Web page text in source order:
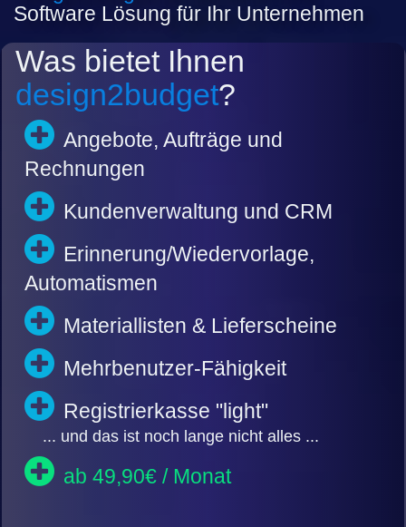
Software Lösung für Ihr Unternehmen
Was bietet Ihnen
design2budget?
Angebote, Aufträge und
Rechnungen
Kundenverwaltung und CRM
Erinnerung/Wiedervorlage,
Automatismen
Materiallisten & Lieferscheine
Mehrbenutzer-Fähigkeit
Registrierkasse "light"
... und das ist noch lange nicht alles ...
ab 49,90€ / Monat